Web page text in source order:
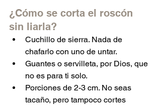
¿Cómo se corta el roscón
sin liarla?
Cuchillo de sierra. Nada de
chafarlo con uno de untar.
Guantes o servilleta, por Dios, que
no es para ti solo.
Porciones de 2-3 cm. No seas
tacaño, pero tampoco cortes